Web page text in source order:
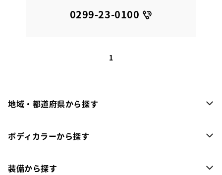
0299-23-0100
1
地域・都道府県から探す
ボディカラーから探す
装備から探す